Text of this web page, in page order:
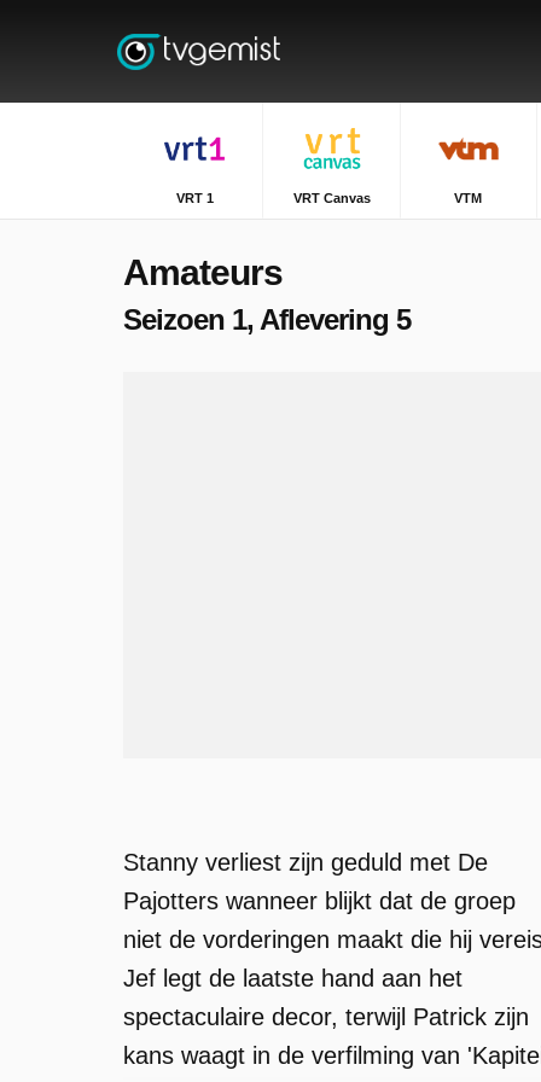
VRT 1 VRT Canvas VTM
Amateurs
Seizoen 1, Aflevering 5
Stanny verliest zijn geduld met De
Pajotters wanneer blijkt dat de groep
niet de vorderingen maakt die hij
Jef legt de laatste hand aan het
spectaculaire decor, terwijl Patrick zijn
kans waagt in de verfilming van